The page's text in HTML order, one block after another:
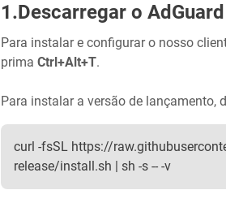
Descarregar o
Para instalar e configurar o nosso
prima Ctrl+Alt+T.
Para instalar a versão de lançamento,
curl -fsSL https://
release/install.sh | sh -s -- -v